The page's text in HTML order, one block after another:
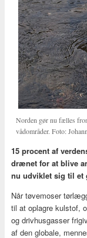
Norden gør nu fælles
vådområder. Foto:
15 procent af
drænet for at blive
nu udviklet sig til et
Når tøvemoser
til at oplagre kulstof,
og drivhusgasser
af den globale,